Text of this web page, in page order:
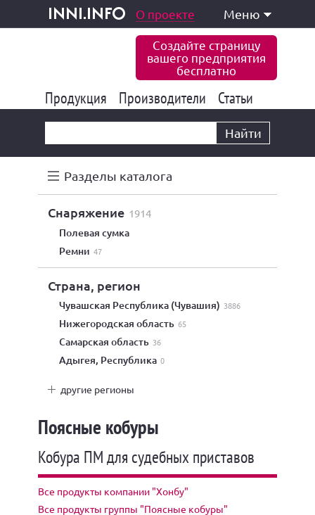
inni.info
и услуги О проекте Меню
Создайте страницу
вашего предприятия
бесплатно
Продукция 177 847
Производители 6 777
Статьи
Найти
Разделы каталога
снаряжение 1914
полевая сумка
ремни 47
Страна, регион
Чувашская Республика (Чувашия) 3886
Нижегородская область 65
Самарская область 36
Адыгея, Республика 0
другие регионы
Поясные кобуры
Кобура ПМ для судебных приставов
Все продукты компании "Хонбу"
Все продукты группы "Поясные кобуры"